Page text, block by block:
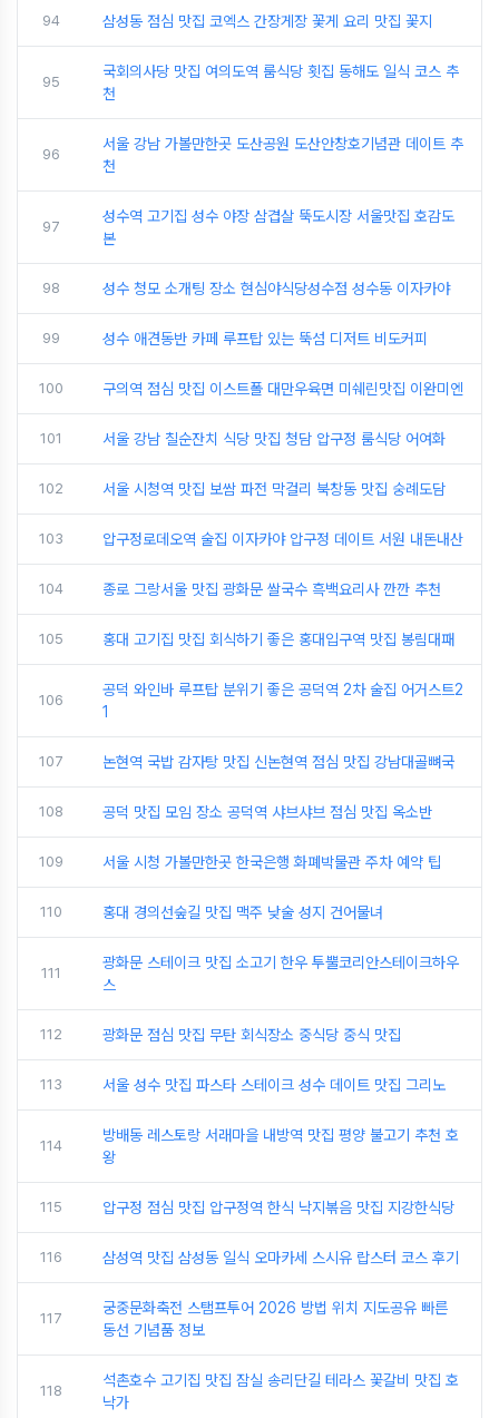
94 삼성동 점심 맛집 코엑스 간장게장 꽃게 요리 맛집 꽃지
95
국회의사당 맛집 여의도역 룸식당 횟집 동해도 일식 코스 추
천
96
서울 강남 가볼만한곳 도산공원 도산안창호기념관 데이트 추
천
97
성수역 고기집 성수 야장 삼겹살 뚝도시장 서울맛집 호감도
본
98 성수 청모 소개팅 장소 현심야식당성수점 성수동 이자카야
99 성수 애견동반 카페 루프탑 있는 뚝섬 디저트 비도커피
100 구의역 점심 맛집 이스트폴 대만우육면 미쉐린맛집 이완미엔
101 서울 강남 칠순잔치 식당 맛집 청담 압구정 룸식당 어여화
102 서울 시청역 맛집 보쌈 파전 막걸리 북창동 맛집 숭례도담
103 압구정로데오역 술집 이자카야 압구정 데이트 서원 내돈내산
104 종로 그랑서울 맛집 광화문 쌀국수 흑백요리사 깐깐 추천
105 홍대 고기집 맛집 회식하기 좋은 홍대입구역 맛집 봉림대패
106
공덕 와인바 루프탑 분위기 좋은 공덕역 2차 술집 어거스트2
1
107 논현역 국밥 감자탕 맛집 신논현역 점심 맛집 강남대골뼈국
108 공덕 맛집 모임 장소 공덕역 샤브샤브 점심 맛집 옥소반
109 서울 시청 가볼만한곳 한국은행 화폐박물관 주차 예약 팁
110 홍대 경의선숲길 맛집 맥주 낮술 성지 건어물녀
111
광화문 스테이크 맛집 소고기 한우 투뿔코리안스테이크하우
스
112 광화문 점심 맛집 무탄 회식장소 중식당 중식 맛집
113 서울 성수 맛집 파스타 스테이크 성수 데이트 맛집 그리노
114
방배동 레스토랑 서래마을 내방역 맛집 평양 불고기 추천 호
왕
115 압구정 점심 맛집 압구정역 한식 낙지볶음 맛집 지강한식당
116 삼성역 맛집 삼성동 일식 오마카세 스시유 랍스터 코스 후기
117
궁중문화축전 스탬프투어 2026 방법 위치 지도공유 빠른
동선 기념품 정보
118
석촌호수 고기집 맛집 잠실 송리단길 테라스 꽃갈비 맛집 호
낙가